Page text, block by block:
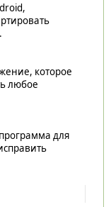
которое
любое
для